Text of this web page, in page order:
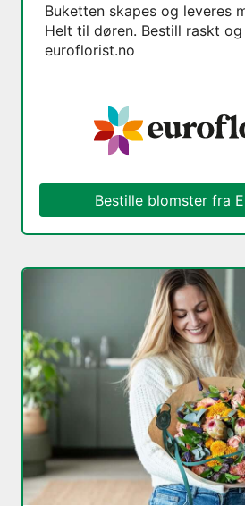
Buketten skapes og leveres
Helt til døren. Bestill raskt
euroflorist.no
Bestille blomster fra